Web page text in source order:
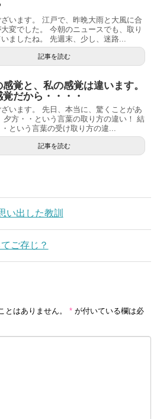
います。 江戸で、昨晩大雨と大風に合
変でした。 今朝のニュースでも、取り
ましたね。 先週末、少し、迷路...
記事を読む
覚と、私の感覚は違います。
だから・・・・
います。 先日、本当に、驚くことがあ
夕方・・という言葉の取り方の違い！ 結
という言葉の受け取り方の違...
記事を読む
い出した教訓
ご存じ？
とはありません。 * が付いている欄は必